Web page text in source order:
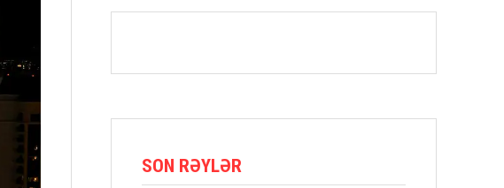
SON RƏYLƏR